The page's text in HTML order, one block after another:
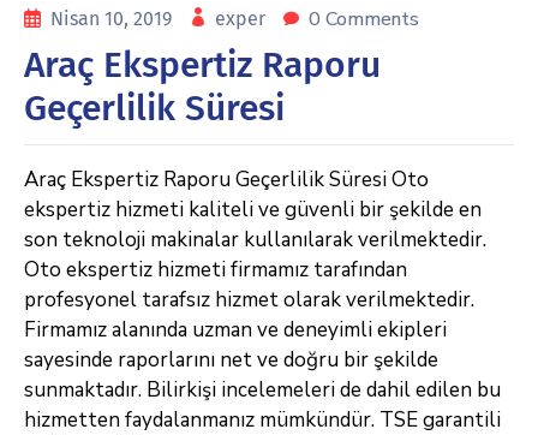
Nisan 10, 2019 exper 0 Comments
Araç Ekspertiz Raporu
Geçerlilik Süresi
Araç Ekspertiz Raporu Geçerlilik Süresi Oto
ekspertiz hizmeti kaliteli ve güvenli bir şekilde en
son teknoloji makinalar kullanılarak verilmektedir.
Oto ekspertiz hizmeti firmamız tarafından
profesyonel tarafsız hizmet olarak verilmektedir.
Firmamız alanında uzman ve deneyimli ekipleri
sayesinde raporlarını net ve doğru bir şekilde
sunmaktadır. Bilirkişi incelemeleri de dahil edilen bu
hizmetten faydalanmanız mümkündür. TSE garantili